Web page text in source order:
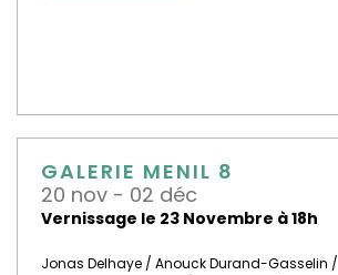
GALERIE MENIL 8
20 nov - 02 déc
Vernissage le 23 Novembre à 18h
Jonas Delhaye / Anouck Durand-Gasselin /